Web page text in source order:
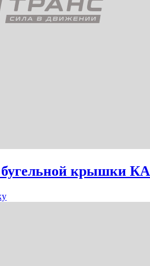
бугельной крышки